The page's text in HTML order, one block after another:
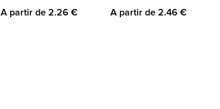
A partir de 2.26 €
A partir de 2.46 €